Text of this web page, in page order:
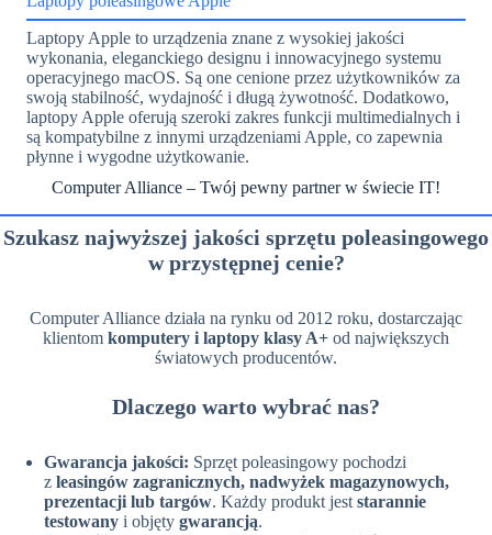
Laptopy Apple to urządzenia znane z wysokiej jakości
wykonania, eleganckiego designu i innowacyjnego systemu
operacyjnego macOS. Są one cenione przez użytkowników za
swoją stabilność, wydajność i długą żywotność. Dodatkowo,
laptopy Apple oferują szeroki zakres funkcji multimedialnych i
są kompatybilne z innymi urządzeniami Apple, co zapewnia
płynne i wygodne użytkowanie.
Computer Alliance – Twój pewny partner w świecie IT!
Szukasz najwyższej jakości sprzętu poleasingowego
w przystępnej cenie?
Computer Alliance działa na rynku od 2012 roku, dostarczając
klientom komputery i laptopy klasy A+ od największych
światowych producentów.
Dlaczego warto wybrać nas?
Gwarancja jakości: Sprzęt poleasingowy pochodzi
z leasingów zagranicznych, nadwyżek magazynowych,
prezentacji lub targów. Każdy produkt jest starannie
testowany i objęty gwarancją.